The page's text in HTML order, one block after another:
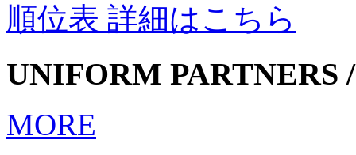
順位表 詳細はこちら
UNIFORM PARTNERS
MORE